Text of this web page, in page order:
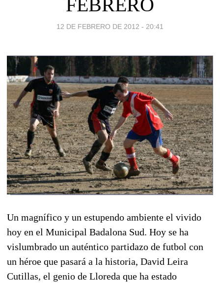
FEBRERO
12 DE FEBRERO DE 2012 - 20:41
Un magnífico y un estupendo ambiente el vivido
hoy en el Municipal Badalona Sud. Hoy se ha
vislumbrado un auténtico partidazo de futbol con
un héroe que pasará a la historia, David Leira
Cutillas, el genio de Lloreda que ha estado